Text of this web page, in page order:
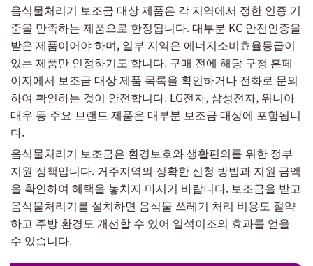
음식물처리기 보조금 대상 제품은 각 지역에서 정한 인증 기
준을 만족하는 제품으로 한정됩니다. 대부분 KC 안전인증을
받은 제품이어야 하며, 일부 지역은 에너지소비효율등급이
있는 제품만 인정하기도 합니다. 구매 전에 해당 구청 홈페
이지에서 보조금 대상 제품 목록을 확인하거나 전화로 문의
하여 확인하는 것이 안전합니다. LG전자, 삼성전자, 위니아
대우 등 주요 브랜드 제품은 대부분 보조금 대상에 포함됩니
다.
음식물처리기 보조금은 환경보호와 생활편의를 위한 정부
지원 정책입니다. 거주지역의 정확한 신청 방법과 지원 금액
을 확인하여 혜택을 놓치지 마시기 바랍니다. 보조금을 받고
음식물처리기를 설치하면 음식물 쓰레기 처리 비용도 절약
하고 주방 환경도 개선할 수 있어 일석이조의 효과를 얻을
수 있습니다.